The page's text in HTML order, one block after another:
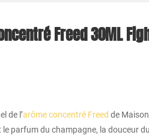
Freed 30ML
de l’arôme concentré Freed de
parfum du champagne, la douceur